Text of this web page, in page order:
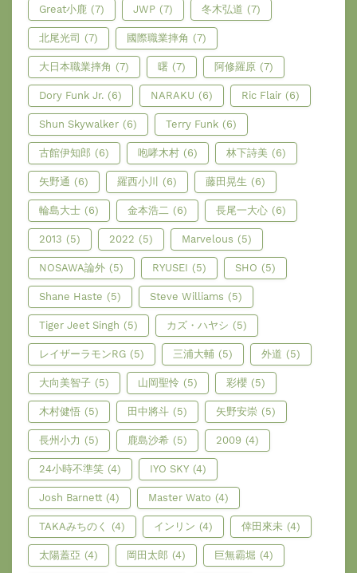
Great小鹿 (7) JWP (7) 冬木弘道 (7)
北尾光司 (7) 國際職業摔角 (7)
大日本職業摔角 (7) 曙 (7) 阿修羅原 (7)
Dory Funk Jr. (6) NARAKU (6) Ric Flair (6)
Shun Skywalker (6) Terry Funk (6)
古館伊知郎 (6) 咆哮木村 (6) 林下詩美 (6)
矢野通 (6) 羅西小川 (6) 藤田晃生 (6)
輪島大士 (6) 金本浩二 (6) 長尾一大心 (6)
2013 (5) 2022 (5) Marvelous (5)
NOSAWA論外 (5) RYUSEI (5) SHO (5)
Shane Haste (5) Steve Williams (5)
Tiger Jeet Singh (5) カズ・ハヤシ (5)
レイザーラモンRG (5) 三浦大輔 (5) 外道 (5)
大向美智子 (5) 山岡聖怜 (5) 彩櫻 (5)
木村健悟 (5) 田中將斗 (5) 矢野安崇 (5)
長州小力 (5) 鹿島沙希 (5) 2009 (4)
24小時不準笑 (4) IYO SKY (4)
Josh Barnett (4) Master Wato (4)
TAKAみちのく (4) インリン (4) 倖田來未 (4)
太陽蓋亞 (4) 岡田太郎 (4) 巨無霸堀 (4)